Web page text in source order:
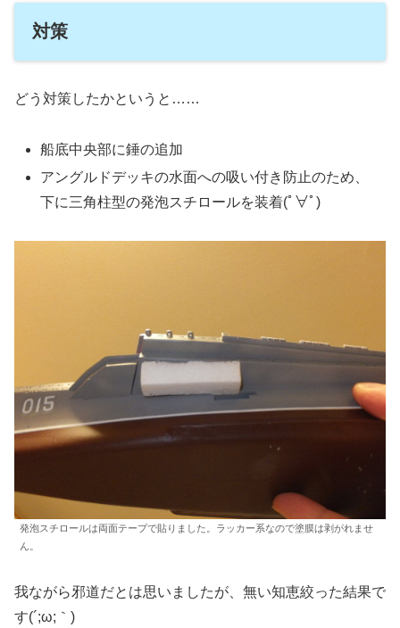
対策
どう対策したかというと……
船底中央部に錘の追加
アングルドデッキの水面への吸い付き防止のため、
下に三角柱型の発泡スチロールを装着(ﾟ∀ﾟ)
発泡スチロールは両面テープで貼りました。ラッカー系なので塗膜は剥がれませ
ん。
我ながら邪道だとは思いましたが、無い知恵絞った結果で
す(´;ω;｀)